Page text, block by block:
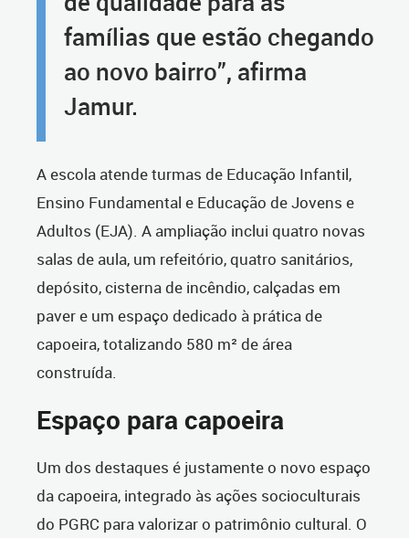
famílias que estão chegando
ao novo bairro”, afirma
Jamur.
A escola atende turmas de Educação Infantil,
Ensino Fundamental e Educação de Jovens e
Adultos (EJA). A ampliação inclui quatro novas
salas de aula, um refeitório, quatro sanitários,
depósito, cisterna de incêndio, calçadas em
paver e um espaço dedicado à prática de
capoeira, totalizando 580 m² de área
construída.
Espaço para capoeira
Um dos destaques é justamente o novo espaço
da capoeira, integrado às ações socioculturais
do PGRC para valorizar o patrimônio cultural. O